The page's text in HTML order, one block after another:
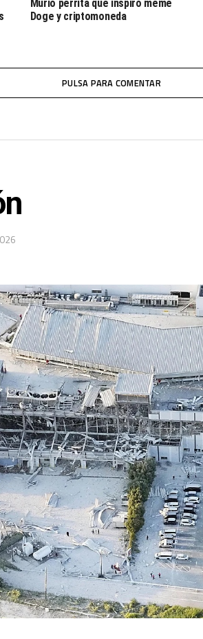
Murió perrita que inspiró meme
Doge y criptomoneda
PULSA PARA COMENTAR